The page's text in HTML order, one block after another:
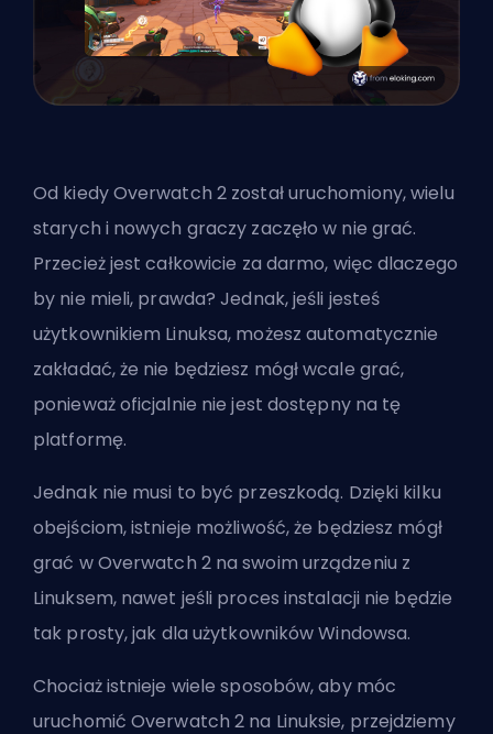
Od kiedy Overwatch 2 został uruchomiony, wielu
starych i nowych graczy zaczęło w nie grać.
Przecież jest całkowicie za darmo, więc dlaczego
by nie mieli, prawda? Jednak, jeśli jesteś
użytkownikiem Linuksa, możesz automatycznie
zakładać, że nie będziesz mógł wcale grać,
ponieważ oficjalnie nie jest dostępny na tę
platformę.
Jednak nie musi to być przeszkodą. Dzięki kilku
obejściom, istnieje możliwość, że będziesz mógł
grać w Overwatch 2 na swoim urządzeniu z
Linuksem, nawet jeśli proces instalacji nie będzie
tak prosty, jak dla użytkowników Windowsa.
Chociaż istnieje wiele sposobów, aby móc
uruchomić Overwatch 2 na Linuksie, przejdziemy